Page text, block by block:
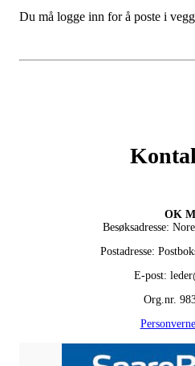
Du må logge inn for å poste i
OK
Besøksadresse:
Postadresse:
E-post:
Org.nr.